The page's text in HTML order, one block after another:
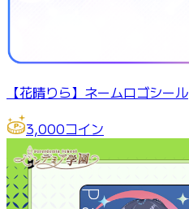
【花晴りら】ネームロゴシール
3,000コイン